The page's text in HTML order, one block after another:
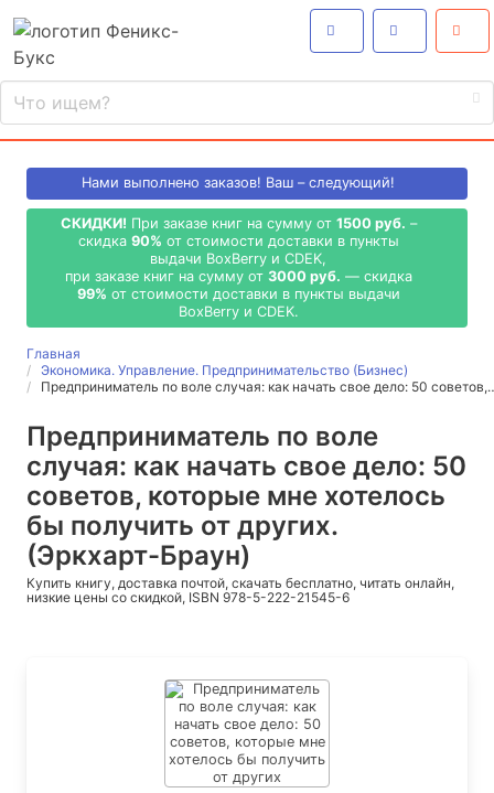
Нами выполнено заказов! Ваш – следующий!
СКИДКИ! При заказе книг на сумму от 1500 руб. –
скидка 90% от стоимости доставки в пункты
выдачи BoxBerry и CDEK,
при заказе книг на сумму от 3000 руб. — скидка
99% от стоимости доставки в пункты выдачи
BoxBerry и CDEK.
Главная
Экономика. Управление. Предпринимательство (Бизнес)
Предприниматель по воле случая: как начать свое дело: 50
Предприниматель по воле
случая: как начать свое дело: 50
советов, которые мне хотелось
бы получить от других.
(Эркхарт-Браун)
Купить книгу, доставка почтой, скачать бесплатно, читать онлайн,
низкие цены со скидкой, ISBN 978-5-222-21545-6